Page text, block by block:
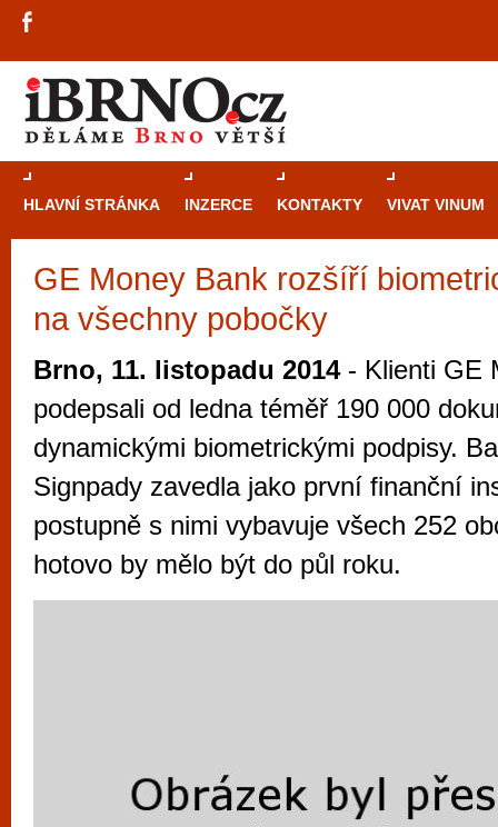
HLAVNÍ STRÁNKA INZERCE KONTAKTY VIVAT VINUM
GE Money Bank rozšíří
na všechny pobočky
Brno, 11. listopadu 2014- Klienti GE
podepsali od ledna téměř 190 000
dynamickými biometrickými podpisy.
Signpady zavedla jako první finanční
postupně s nimi vybavuje všech 252
hotovo by mělo být do půl roku.
Průvodce
Brně: Od
Brno je
zajímavé
restaurace,
Mimo jiné je ale také místem, kde si
vyzkoušet různé kasinové hry. V
metropoli naleznete širokou nabídku her
po moderní automaty jak pro pravidelné
příležitostné hráče. V...